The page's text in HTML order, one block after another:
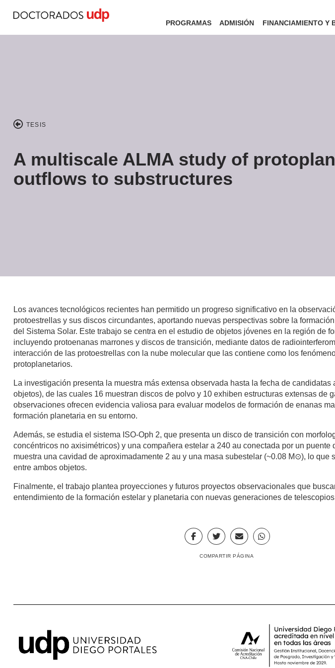
PROGRAMAS ADMISIÓN FINANCIAMIENTO Y
TESIS
A multiscale ALMA study of
outflows to substructures
Los avances tecnológicos recientes han permitido un progreso significativo en la
protoestrellas y sus discos circundantes, aportando nuevas perspectivas sobre la
del Sistema Solar. Este trabajo se centra en el estudio de objetos jóvenes en la región de
incluyendo protoenanas marrones y discos de transición, mediante datos de
interacción de las protoestrellas con la nube molecular que las contiene como los
protoplanetarios.
La investigación presenta la muestra más extensa observada hasta la fecha de candidatas
objetos), de las cuales 16 muestran discos de polvo y 10 exhiben estructuras extensas de
observaciones ofrecen evidencia valiosa para evaluar modelos de formación de enanas
formación planetaria en su entorno.
Además, se estudia el sistema ISO-Oph 2, que presenta un disco de transición con
concéntricos no axisimétricos) y una compañera estelar a 240 au conectada por un puente
muestra una cavidad de aproximadamente 2 au y una masa subestelar (~0.08 M⊙), lo que
entre ambos objetos.
Finalmente, el trabajo plantea proyecciones y futuros proyectos observacionales que
entendimiento de la formación estelar y planetaria con nuevas generaciones de
COMPARTIR PÁGINA